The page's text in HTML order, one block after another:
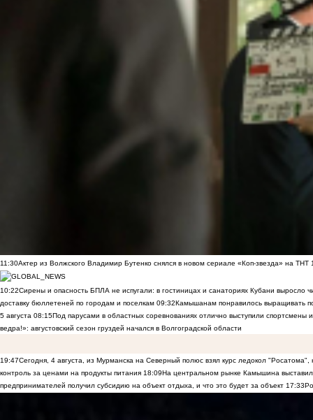
11:30Актер из Волжского Владимир Бутенко снялся в новом сериале «Коп-звезда» на ТНТ
10:22Сирены и опасность БПЛА не испугали: в гостиницах и санаториях Кубани выросло
доставку бюллетеней по городам и поселкам 09:32Камышанам понравилось выращивать
5 августа 08:15Под парусами в областных соревнованиях отлично выступили спортсмены
ведра!»: августовский сезон груздей начался в Волгоградской области
19:47Сегодня, 4 августа, из Мурманска на Северный полюс взял курс ледокол
контроль за ценами на продукты питания 18:09На центральном рынке Камышина
предпринимателей получил субсидию на объект отдыха, и что это будет за объект 17:33